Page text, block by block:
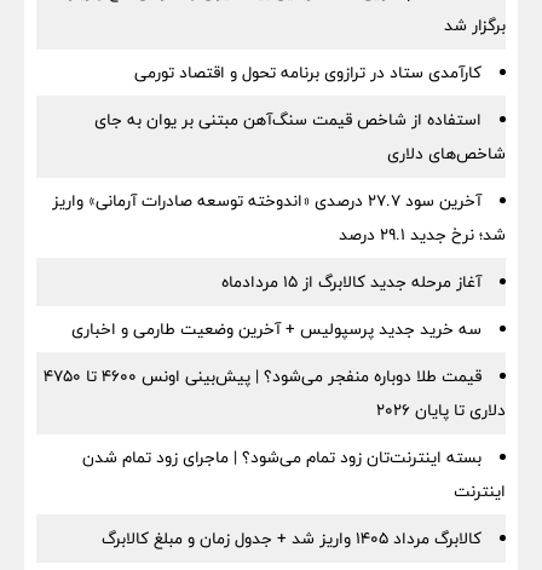
برگزار شد
کارآمدی ستاد در ترازوی برنامه تحول و اقتصاد تورمی
استفاده از شاخص قیمت سنگ‌آهن مبتنی بر یوان به جای
شاخص‌های دلاری
آخرین سود ۲۷.۷ درصدی «اندوخته توسعه صادرات آرمانی» واریز
شد؛ نرخ جدید ۲۹.۱ درصد
آغاز مرحله جدید کالابرگ از ۱۵ مردادماه
سه خرید جدید پرسپولیس + آخرین وضعیت طارمی و اخباری
قیمت طلا دوباره منفجر می‌شود؟ | پیش‌بینی اونس ۴۶۰۰ تا ۴۷۵۰
دلاری تا پایان ۲۰۲۶
بسته اینترنت‌تان زود تمام می‌شود؟ | ماجرای زود تمام شدن
اینترنت
کالابرگ مرداد ۱۴۰۵ واریز شد + جدول زمان و مبلغ کالابرگ